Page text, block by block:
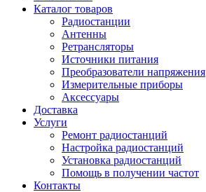
Каталог товаров
Радиостанции
Антенны
Ретрансляторы
Источники питания
Преобразователи напряжения
Измерительные приборы
Аксессуары
Доставка
Услуги
Ремонт радиостанций
Настройка радиостанций
Установка радиостанций
Помощь в получении частот
Контакты